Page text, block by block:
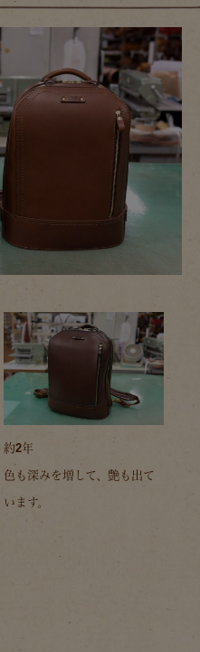
約2年
色も深みを増して、艶も出て
います。